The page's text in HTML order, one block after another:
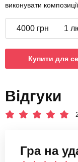
виконувати
4000 грн 1
Купити для
Відгуки
Гра на